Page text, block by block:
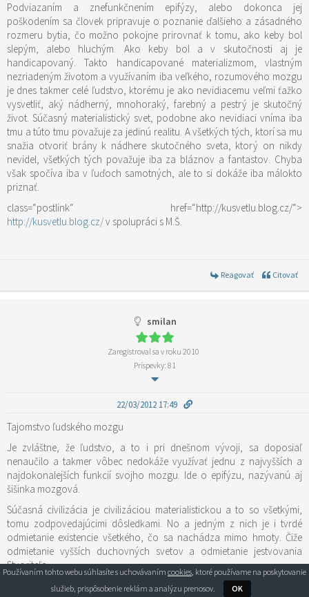
Podviazaním a znefunkčnením epifýzy, alebo dokonca jej
poškodením sa človek pripravuje o poznanie ďalšieho a zásadného
rozmeru bytia, čo možno pokojne prirovnať k tomu, ako keby bol
slepým, alebo hluchým. Ako keby bol a v skutočnosti aj je
handicapovaný. Takto handicapované materializmom, vlastným
nezriadeným životom a využívaním iba veľkého, rozumového mozgu
je dnes takmer celé ľudstvo, ktorému je ako nevidiacemu veľmi ťažko
vysvetliť, aký nádherný, mnohoraký, farebný a pestrý je skutočný
život. Súčasný materialistický svet, podobne ako nevidiaci vníma iba
tmu a túto tmu považuje za jedinú realitu. A všetkých tých, ktorí sa mu
snažia otvoriť brány k nádhere skutočného sveta, ktorý on nikdy
nevidel, všetkých tých považuje iba za bláznov a fantastov. Chyba
však spočíva iba v ľuďoch samotných, ale to si dokáže iba málokto
priznať.
class=“postlink“ href=“http://kusvetlu.blog.cz/“>
http://kusvetlu.blog.cz/v spolupráci s M.Š.
Reagovať Citovať
smilan
Zaregistroval sa v roku 2010
Príspevky: 81
22/03/2012 17:49
Tajomstvo ľudského mozgu
Je zvláštne, že ľudstvo, a to i pri dnešnom vývoji, sa doposiaľ
nenaučilo a takmer vôbec nedokáže využívať jednu z najvyšších a
najdokonalejších funkcií svojho mozgu. Ide o epifýzu, nazývanú aj
šišinka mozgová.
Súčasná civilizácia je civilizáciou materialistickou a to so všetkými,
tomu zodpovedajúcimi dôsledkami. No a jedným z nich je i tvrdé
odmietanie existencie všetkého, čo sa nachádza mimo hmoty. Čiže
odmietanie vyšších duchovných svetov a odmietanie jestvovania
Stvoriteľa.
Že tomu ale tak je a že tomu tak vôbec môže byť je spôsobené práve
Používaním tohto webu súhlasíte s uchovávaním cookies, ktoré používame na poskytovanie
služieb, prispôsobenie reklám a analýzu prenosov.
OK